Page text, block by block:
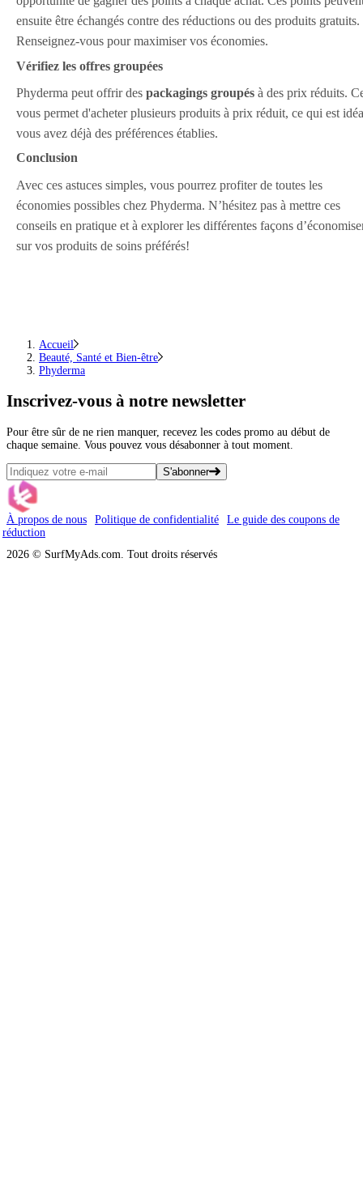
ensuite être échangés contre des réductions ou des produits gratuits.
Renseignez-vous pour maximiser vos économies.
Vérifiez les offres groupées
Phyderma peut offrir des packagings groupés à des prix réduits.
vous permet d'acheter plusieurs produits à prix réduit, ce qui est
vous avez déjà des préférences établies.
Conclusion
Avec ces astuces simples, vous pourrez profiter de toutes les
économies possibles chez Phyderma. N’hésitez pas à mettre ces
conseils en pratique et à explorer les différentes façons
sur vos produits de soins préférés!
Accueil
Beauté, Santé et Bien-être
Phyderma
Inscrivez-vous à notre newsletter
Pour être sûr de ne rien manquer, recevez les codes promo au début de
chaque semaine. Vous pouvez vous désabonner à tout moment.
S'abonner
À propos de nous Politique de confidentialité
Le guide des coupons de
réduction
2026 © SurfMyAds.com. Tout droits réservés